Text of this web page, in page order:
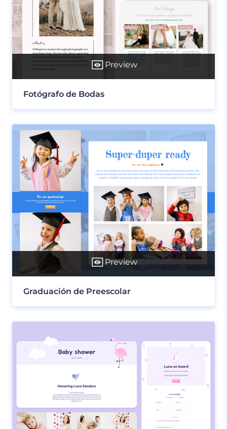
Preview
Fotógrafo de Bodas
Preview
Graduación de Preescolar